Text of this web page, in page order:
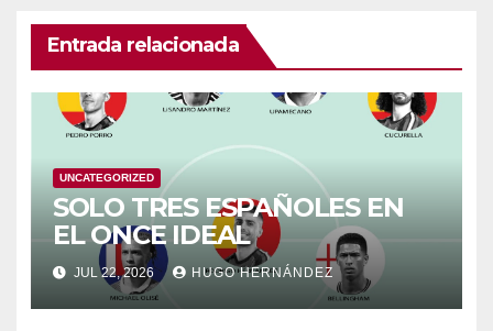
Entrada relacionada
UNCATEGORIZED
SOLO TRES ESPAÑOLES EN
EL ONCE IDEAL
JUL 22, 2026 HUGO HERNÁNDEZ